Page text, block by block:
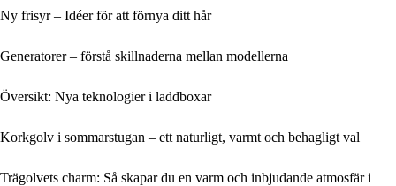
Ny frisyr – Idéer för att förnya ditt hår
Generatorer – förstå skillnaderna mellan modellerna
Översikt: Nya teknologier i laddboxar
Korkgolv i sommarstugan – ett naturligt, varmt och behagligt val
Trägolvets charm: Så skapar du en varm och inbjudande atmosfär i